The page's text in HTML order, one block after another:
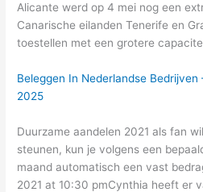
Alicante werd op 4 mei nog een
Canarische eilanden Tenerife en
toestellen met een grotere
Beleggen In Nederlandse
2025
Duurzame aandelen 2021 als fan
steunen, kun je volgens een
maand automatisch een vast
2021 at 10:30 pmCynthia heeft er